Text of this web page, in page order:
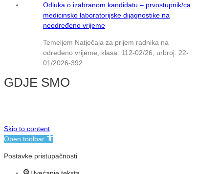
Odluka o izabranom kandidatu – prvostupnik/ca
medicinsko laboratorijske dijagnostike na
neodređeno vrijeme
Temeljem Natječaja za prijem radnika na
određeno vrijeme, klasa: 112-02/26, urbroj: 22-
01/2026-392
GDJE SMO
Skip to content
Open toolbar
Postavke pristupačnosti